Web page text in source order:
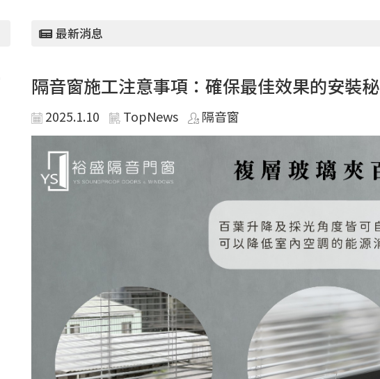
最新消息
隔音窗施工注意事項：確保最佳效果的安裝
2025.1.10 TopNews 隔音窗